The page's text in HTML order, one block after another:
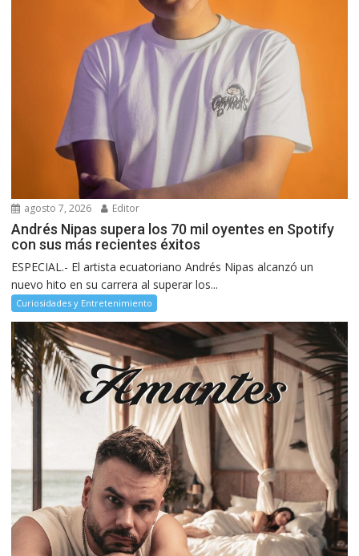
agosto 7, 2026 Editor
Andrés Nipas supera los 70 mil oyentes en Spotify
con sus más recientes éxitos
ESPECIAL.- El artista ecuatoriano Andrés Nipas alcanzó un
nuevo hito en su carrera al superar los...
Curiosidades y Entretenimiento